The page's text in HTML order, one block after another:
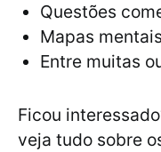
Questões
Mapas
Entre muitas
Ficou
veja tudo sobre